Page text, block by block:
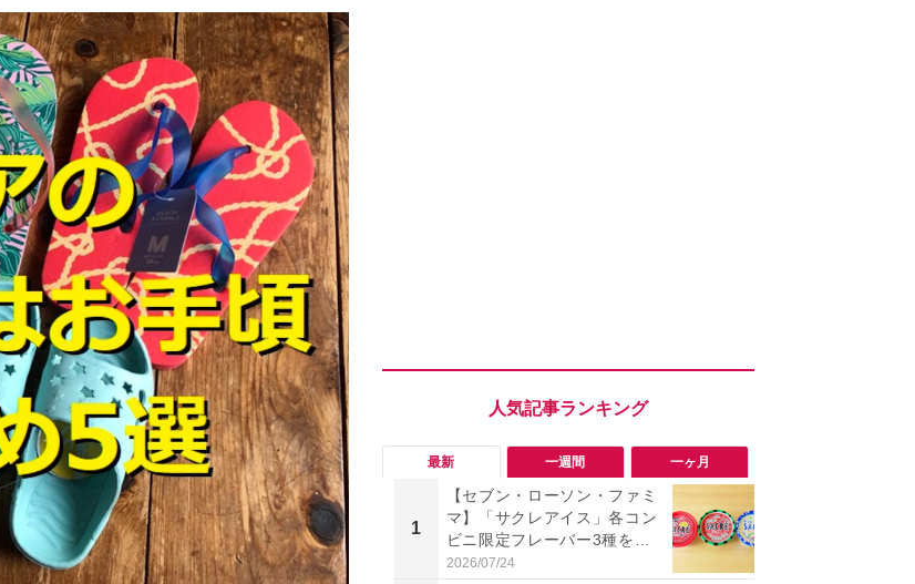
最新 一週間 一ヶ月
1
【セブン・ローソン・ファミ
マ】「サクレアイス」各コン
ビニ限定フレーバー3種を食
べ比べ！今夏買うべきは？
2026/07/24